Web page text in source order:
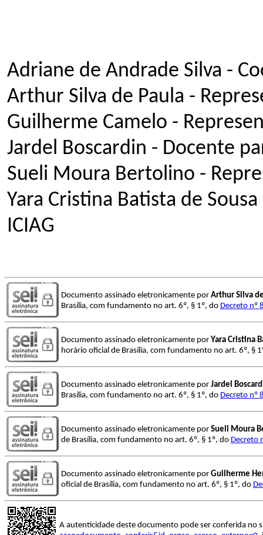
Adriane de Andrade Silva -
Arthur Silva de Paula -
Guilherme Camelo -
Jardel Boscardin - Docente
Sueli Moura Bertolino -
Yara Cristina Batista de
ICIAG
Documento assinado eletronicamente por Arthur Silva
Brasília, com fundamento no art. 6º, § 1º, do Decreto nº
Documento assinado eletronicamente por Yara Cristina
horário oficial de Brasília, com fundamento no art. 6º, §
Documento assinado eletronicamente por Jardel
Brasília, com fundamento no art. 6º, § 1º, do Decreto nº
Documento assinado eletronicamente por Sueli Moura
de Brasília, com fundamento no art. 6º, § 1º, do Decreto
Documento assinado eletronicamente por Guilherme
oficial de Brasília, com fundamento no art. 6º, § 1º, do
A autenticidade deste documento pode ser conferida no